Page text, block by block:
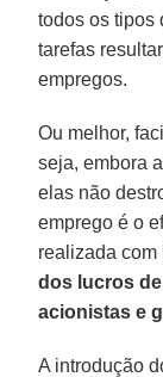
todos os tipos
tarefas
empregos.
Ou melhor,
seja, embora
elas não
emprego é o
realizada com
dos lucros
acionistas e
A introdução